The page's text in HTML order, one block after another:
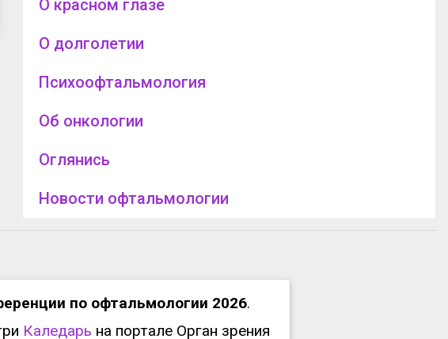
О красном глазе
О долголетии
Психоофтальмология
Об онкологии
Оглянись
Новости офтальмологии
по офтальмологии 2026.
Каледарь на портале Орган зрения